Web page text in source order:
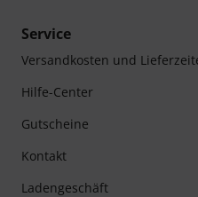
Service
Versandkosten und
Hilfe-Center
Gutscheine
Kontakt
Ladengeschäft